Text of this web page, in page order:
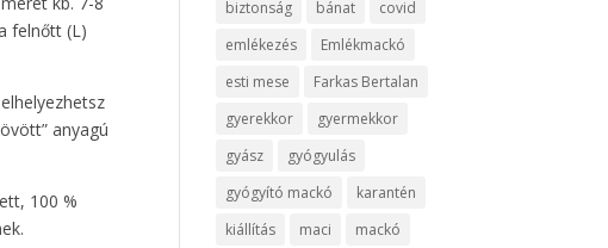
felnőtt (L)
anyagú
100 %
biztonság bánat
covid
emlékezés
Emlékmackó
esti mese
Farkas Bertalan
gyerekkor
gyermekkor
gyász
gyógyulás
gyógyító mackó
karantén
kiállítás
maci
mackó